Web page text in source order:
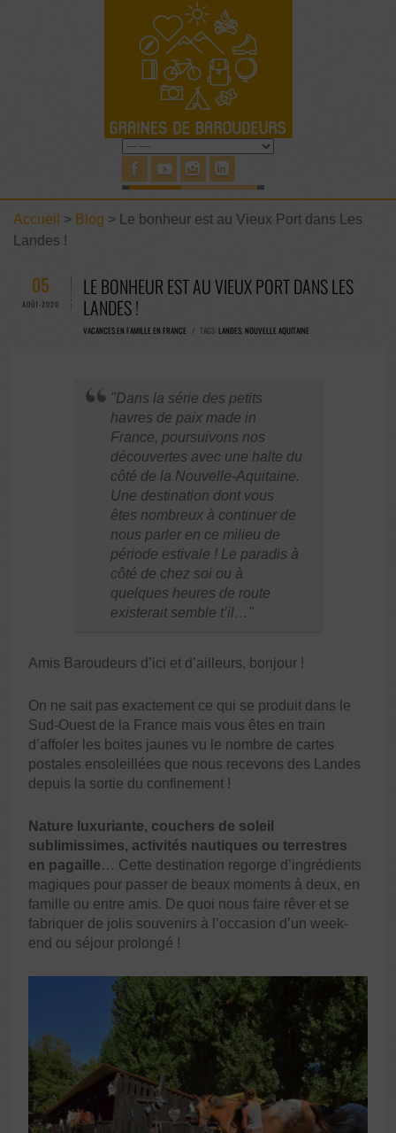
Accueil > Blog >
Le bonheur est au Vieux Port dans Les
Landes !
05
AOÛT-2020
LE BONHEUR EST AU VIEUX PORT DANS LES
LANDES !
VACANCES EN FAMILLE EN FRANCE / TAGS:LANDES,NOUVELLE AQUITAINE
Dans la série des petits
havres de paix made in
France, poursuivons nos
découvertes avec une halte du
côté de la Nouvelle-Aquitaine.
Une destination dont vous
êtes nombreux à continuer de
nous parler en ce milieu de
période estivale ! Le paradis à
côté de chez soi ou à
quelques heures de route
existerait semble t’il…
Amis Baroudeurs d’ici et d’ailleurs, bonjour !
On ne sait pas exactement ce qui se produit dans le
Sud-Ouest de la France mais vous êtes en train
d’affoler les boites jaunes vu le nombre de cartes
postales ensoleillées que nous recevons des Landes
depuis la sortie du confinement !
Nature luxuriante, couchers de soleil
sublimissimes, activités nautiques ou terrestres
en pagaille… Cette destination regorge d’ingrédients
magiques pour passer de beaux moments à deux, en
famille ou entre amis. De quoi nous faire rêver et se
fabriquer de jolis souvenirs à l’occasion d’un week-
end ou séjour prolongé !